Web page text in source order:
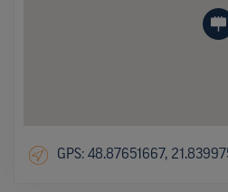
GPS: 48.87651667,